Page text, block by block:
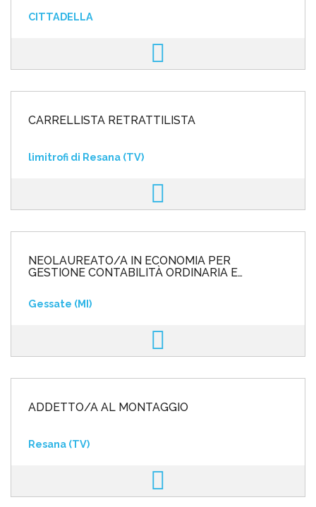
CITTADELLA
CARRELLISTA RETRATTILISTA
limitrofi di Resana (TV)
NEOLAUREATO/A IN ECONOMIA PER
GESTIONE CONTABILITÀ ORDINARIA E
Gessate (MI)
ADDETTO/A AL MONTAGGIO
Resana (TV)